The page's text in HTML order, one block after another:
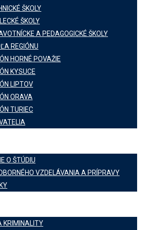
ŠKOLY
ŠKOLY
A PEDAGOGICKÉ ŠKOLY
REGIÓNU
HORNÉ POVAŽIE
KYSUCE
LIPTOV
ORAVA
TURIEC
O ŠTÚDIU
VZDELÁVANIA A PRÍPRAVY
KRIMINALITY